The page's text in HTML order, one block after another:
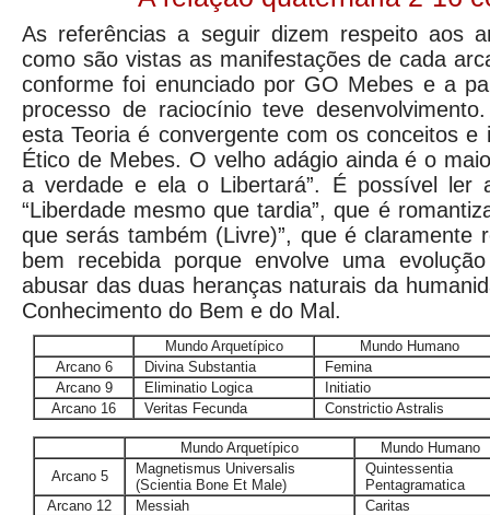
As referências a seguir dizem respeito aos
como são vistas as manifestações de cada
conforme foi enunciado por GO Mebes e a
processo de raciocínio teve
esta Teoria é convergente com os conceitos e
Ético de Mebes. O velho adágio ainda é o
a verdade e ela o Libertará”. É possível ler
“Liberdade mesmo que tardia”, que é
que serás também (Livre)”, que é claramente
bem recebida porque envolve uma
abusar das duas heranças naturais da
Conhecimento do Bem e do Mal.
Mundo Arquetípico
Mundo Humano
Arcano 6
Divina Substantia
Femina
Arcano 9
Eliminatio Logica
Initiatio
Arcano 16
Veritas Fecunda Constrictio Astralis
Mundo Arquetípico
Mundo Humano
Arcano 5
Magnetismus Universalis
(Scientia Bone Et Male)
Quintessentia
Pentagramatica
Arcano 12
Messiah
Caritas